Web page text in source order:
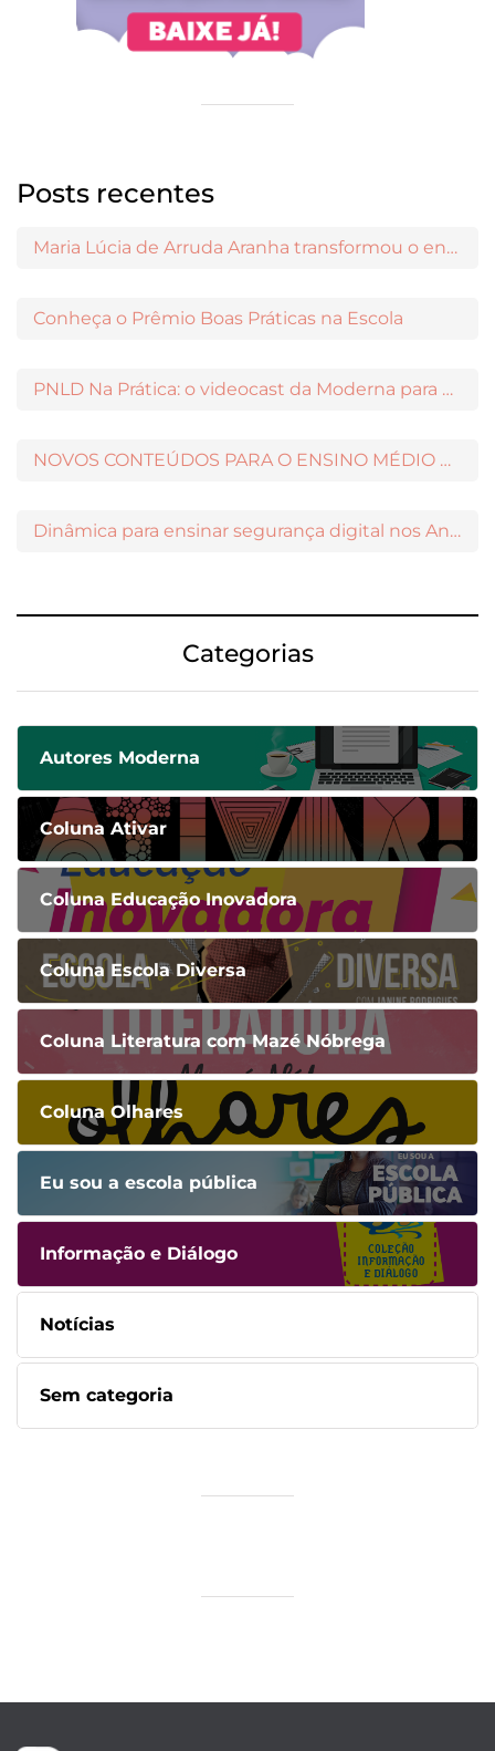
Posts recentes
Maria Lúcia de Arruda Aranha transformou o ensino de Filosofia no Brasil
Conheça o Prêmio Boas Práticas na Escola
PNLD Na Prática: o videocast da Moderna para apoiar a escolha das obras aprovadas
NOVOS CONTEÚDOS PARA O ENSINO MÉDIO DISPONÍVEIS NO MODERNAMIGOS
Dinâmica para ensinar segurança digital nos Anos Iniciais
Categorias
Autores Moderna
Coluna Ativar
Coluna Educação Inovadora
Coluna Escola Diversa
Coluna Literatura com Mazé Nóbrega
Coluna Olhares
Eu sou a escola pública
Informação e Diálogo
Notícias
Sem categoria